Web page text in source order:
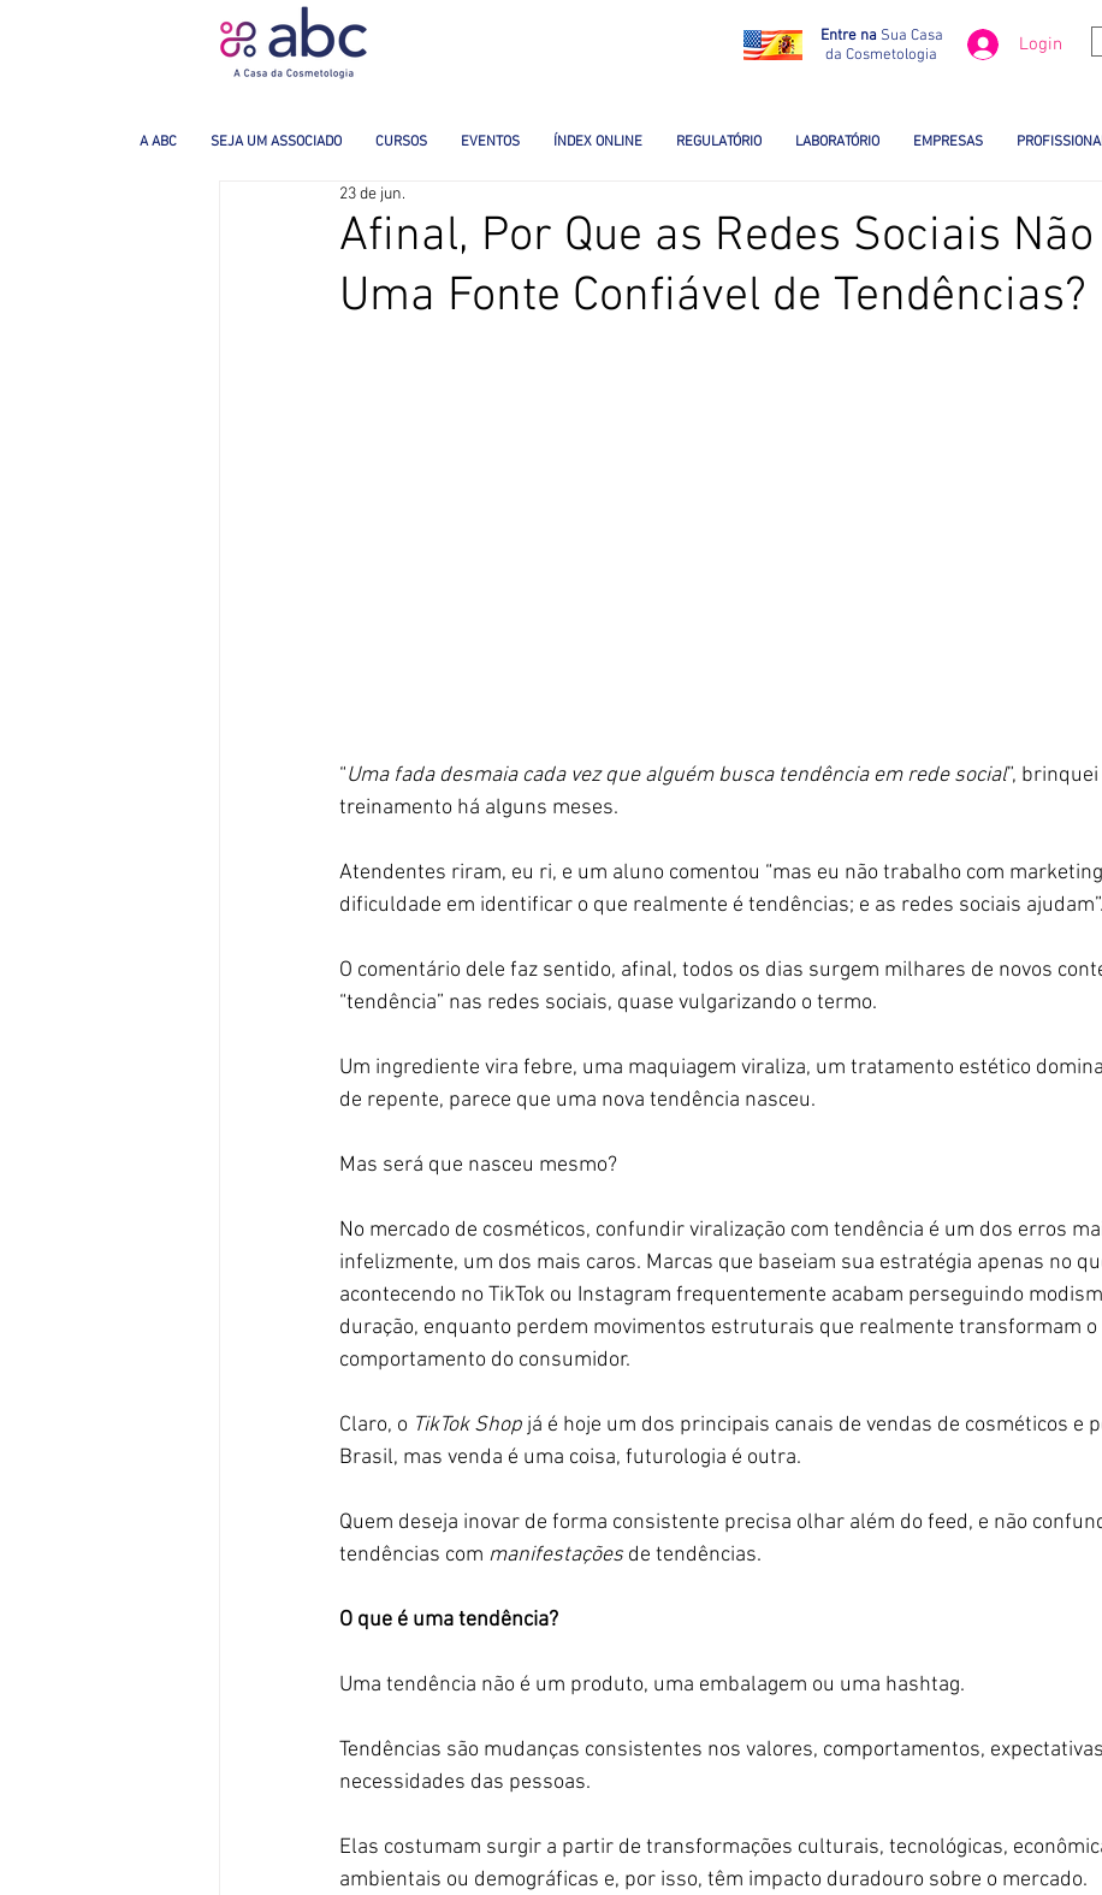
Entre na Sua Casa
da Cosmetologia
Login
A ABC SEJA UM ASSOCIADO CURSOS EVENTOS ÍNDEX ONLINE REGULATÓRIO LABORATÓRIO EMPRESAS
Afinal, Por Que as Redes Sociais
Uma Fonte Confiável de Tendências?
23 de jun.
“Uma fada desmaia cada vez que alguém busca tendência em rede social”,
treinamento há alguns meses.
Atendentes riram, eu ri, e um aluno comentou “mas eu não trabalho com
dificuldade em identificar o que realmente é tendências; e as redes sociais ajudam”.
O comentário dele faz sentido, afinal, todos os dias surgem milhares de novos
“tendência” nas redes sociais, quase vulgarizando o termo.
Um ingrediente vira febre, uma maquiagem viraliza, um tratamento estético
de repente, parece que uma nova tendência nasceu.
Mas será que nasceu mesmo?
No mercado de cosméticos, confundir viralização com tendência é um dos erros
infelizmente, um dos mais caros. Marcas que baseiam sua estratégia apenas no
acontecendo no TikTok ou Instagram frequentemente acabam perseguindo
duração, enquanto perdem movimentos estruturais que realmente transformam o
comportamento do consumidor.
Claro, o TikTok Shop já é hoje um dos principais canais de vendas de cosméticos e
Brasil, mas venda é uma coisa, futurologia é outra.
Quem deseja inovar de forma consistente precisa olhar além do feed, e não
tendências com manifestações de tendências.
O que é uma tendência?
Uma tendência não é um produto, uma embalagem ou uma hashtag.
Tendências são mudanças consistentes nos valores, comportamentos,
necessidades das pessoas.
Elas costumam surgir a partir de transformações culturais, tecnológicas,
ambientais ou demográficas e, por isso, têm impacto duradouro sobre o mercado.